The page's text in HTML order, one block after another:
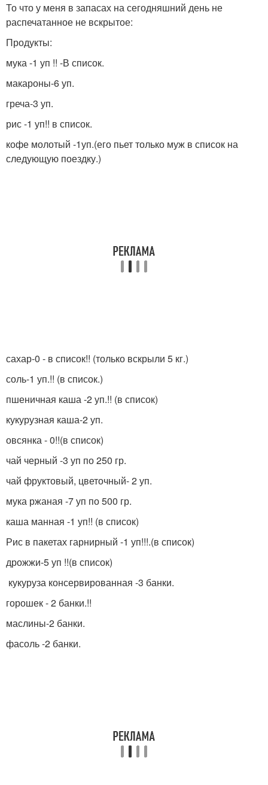
То что у меня в запасах на сегодняшний день не
распечатанное не вскрытое:
Продукты:
мука -1 уп !! -В список.
макароны-6 уп.
греча-3 уп.
рис -1 уп!! в список.
кофе молотый -1уп.(его пьет только муж в список на
следующую поездку.)
сахар-0 - в список!! (только вскрыли 5 кг.)
соль-1 уп.!! (в список.)
пшеничная каша -2 уп.!! (в список)
кукурузная каша-2 уп.
овсянка - 0!!(в список)
чай черный -3 уп по 250 гр.
чай фруктовый, цветочный- 2 уп.
мука ржаная -7 уп по 500 гр.
каша манная -1 уп!! (в список)
Рис в пакетах гарнирный -1 уп!!!.(в список)
дрожжи-5 уп !!(в список)
кукуруза консервированная -3 банки.
горошек - 2 банки.!!
маслины-2 банки.
фасоль -2 банки.